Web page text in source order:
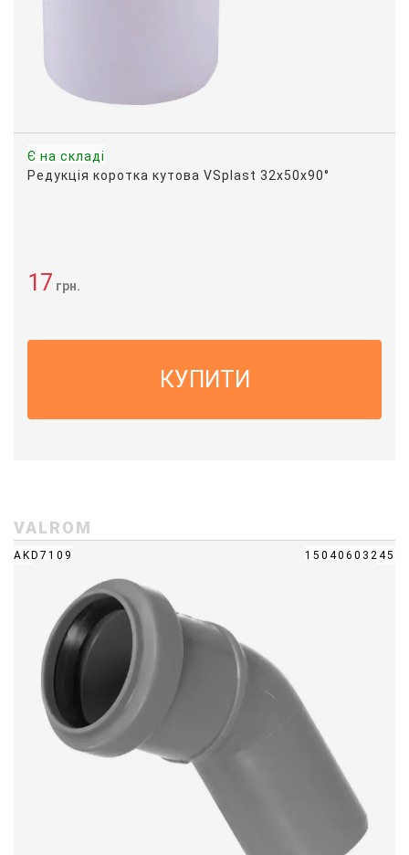
Є на складі
Редукція коротка кутова VSplast 32х50х90°
17 грн.
КУПИТИ
VALROM
AKD7109 15040603245